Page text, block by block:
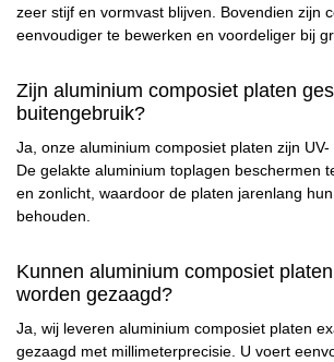
zeer stijf en vormvast blijven. Bovendien zijn
eenvoudiger te bewerken en voordeliger bij
Zijn aluminium composiet platen
buitengebruik?
Ja, onze aluminium composiet platen zijn
De gelakte aluminium toplagen beschermen
en zonlicht, waardoor de platen jarenlang
behouden.
Kunnen aluminium composiet
worden gezaagd?
Ja, wij leveren aluminium composiet platen
gezaagd met millimeterprecisie. U voert